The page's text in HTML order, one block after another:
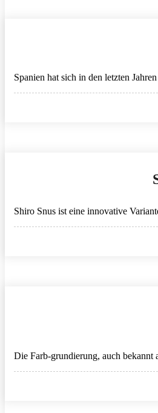
Spanien hat sich in den letzten
Shiro Snus ist eine innovative
Die Farb-grundierung, auch